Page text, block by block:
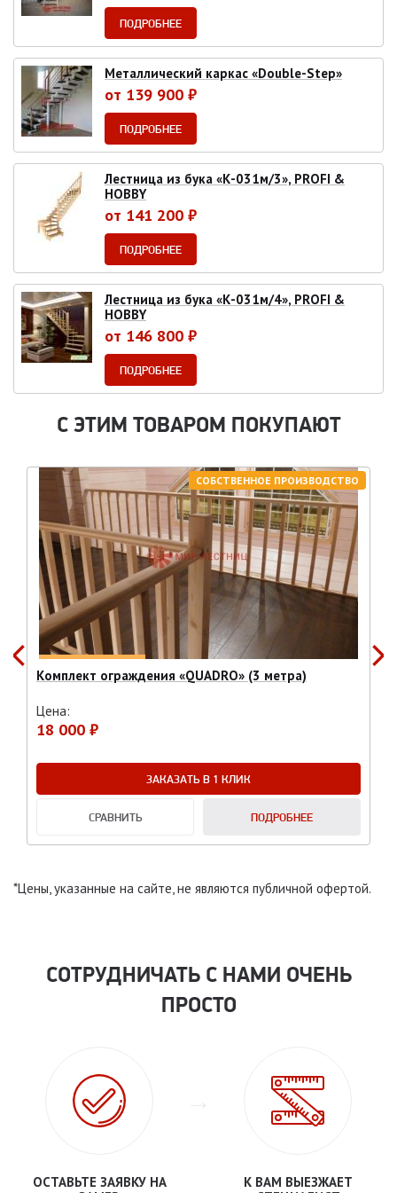
ПОДРОБНЕЕ
Металлический каркас «Double-Step»
от 139 900 ₽
ПОДРОБНЕЕ
Лестница из бука «К-031м/3», PROFI &
HOBBY
от 141 200 ₽
ПОДРОБНЕЕ
Лестница из бука «К-031м/4», PROFI &
HOBBY
от 146 800 ₽
ПОДРОБНЕЕ
С ЭТИМ ТОВАРОМ ПОКУПАЮТ
СОБСТВЕННОЕ ПРОИЗВОДСТВО
Комплект ограждения «QUADRO» (3 метра)
Цена:
18 000 ₽
ЗАКАЗАТЬ В 1 КЛИК
СРАВНИТЬ ПОДРОБНЕЕ
*Цены, указанные на сайте, не являются публичной офертой.
СОТРУДНИЧАТЬ С НАМИ ОЧЕНЬ
ПРОСТО
ОСТАВЬТЕ ЗАЯВКУ НА
К ВАМ ВЫЕЗЖАЕТ